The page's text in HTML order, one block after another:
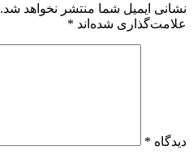
نشانی ایمیل شما منتشر نخواهد شد.
علامت‌گذاری شده‌اند *
دیدگاه *